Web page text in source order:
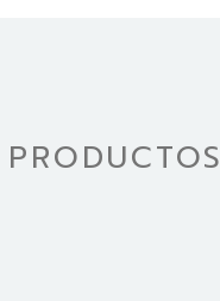
PRODUCTOS